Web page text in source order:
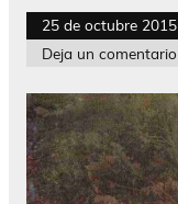
25 de octubre 2015
Deja un comentario